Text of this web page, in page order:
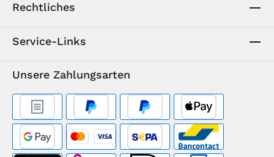
Rechtliches
Service-Links
Unsere Zahlungsarten